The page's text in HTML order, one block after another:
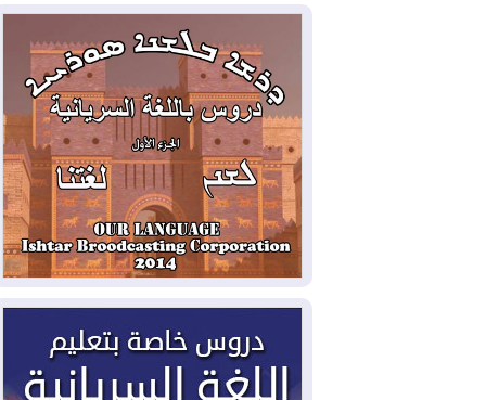
لإدارة رئيس كولومبيا الجديد
2026-08-07حكومة إقليم كوردستان ترفض
قرار "دانة غاز" و"نفط الهلال" بتزويد بغداد
بالغاز دون موافقتها
2026-08-07القوات المسلحة العراقية: خطة
أمنية لإجهاض هجمة محتملة على السعودية
2026-08-07الاستخبارات الأميركية: بوتين
قد يختبر تماسك الناتو بهجوم محدود
"إدارة الدولة": أكدنا دعم تنفيذ البرنامج
الحكومي وأهمية حصر السلاح